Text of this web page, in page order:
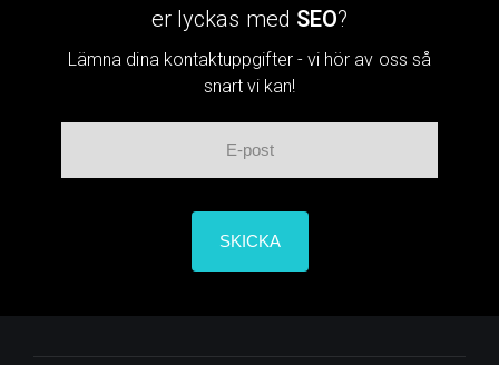
er lyckas med SEO?
Lämna dina kontaktuppgifter - vi hör av oss så
snart vi kan!